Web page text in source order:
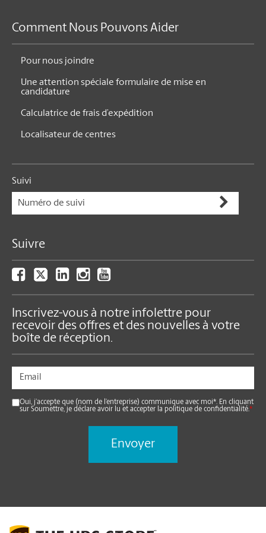
Comment Nous Pouvons Aider
Pour nous joindre
Une attention spéciale formulaire de mise en
candidature
Calculatrice de frais d’expédition
Localisateur de centres
Suivi
Suivre
Inscrivez-vous à notre infolettre pour
recevoir des offres et des nouvelles à votre
boîte de réception.
Oui, j’accepte que (nom de l’entreprise) communique avec moi*. En cliquant
sur Soumettre, je déclare avoir lu et accepter la politique de confidentialité.*